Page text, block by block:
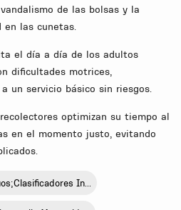
de las bolsas y la
en las cunetas.
el día a día de los adultos
dificultades motrices,
un servicio básico sin riesgos.
optimizan su tiempo al
en el momento justo, evitando
In...